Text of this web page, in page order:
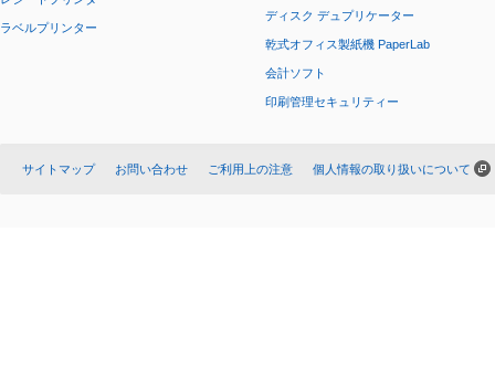
ラベルプリンター
ディスク デュプリケーター
乾式オフィス製紙機 PaperLab
会計ソフト
印刷管理セキュリティー
サイトマップ お問い合わせ ご利用上の注意 個人情報の取り扱いについて